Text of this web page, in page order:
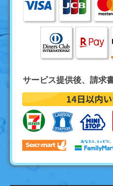
サービス提供後、請求